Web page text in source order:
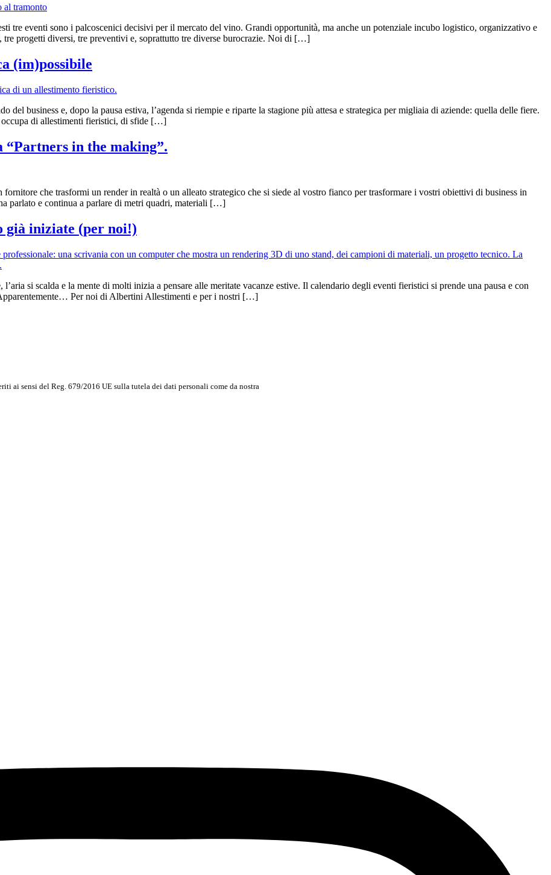
tre eventi sono i palcoscenici decisivi per il mercato del vino. Grandi opportunità, ma anche un potenziale incubo logistico, organizzativo e
progetti diversi, tre preventivi e, soprattutto tre diverse burocrazie. Noi di […]
(im)possibile
del business e, dopo la pausa estiva, l’agenda si riempie e riparte la stagione più attesa e strategica per migliaia di aziende: quella delle fiere.
occupa di allestimenti fieristici, di sfide […]
in the making”.
che trasformi un render in realtà o un alleato strategico che si siede al vostro fianco per trasformare i vostri obiettivi di business in
parlato e continua a parlare di metri quadri, materiali […]
già iniziate (per noi!)
si scalda e la mente di molti inizia a pensare alle meritate vacanze estive. Il calendario degli eventi fieristici si prende una pausa e con
Per noi di Albertini Allestimenti e per i nostri […]
ai sensi del Reg. 679/2016 UE sulla tutela dei dati personali come da nostra